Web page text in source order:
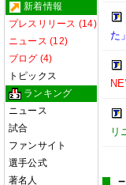
新着情報
プレスリリース (14)
ニュース (12)
ブログ (4)
トピックス
ランキング
ニュース
試合
ファンサイト
選手公式
著名人
た」
リ